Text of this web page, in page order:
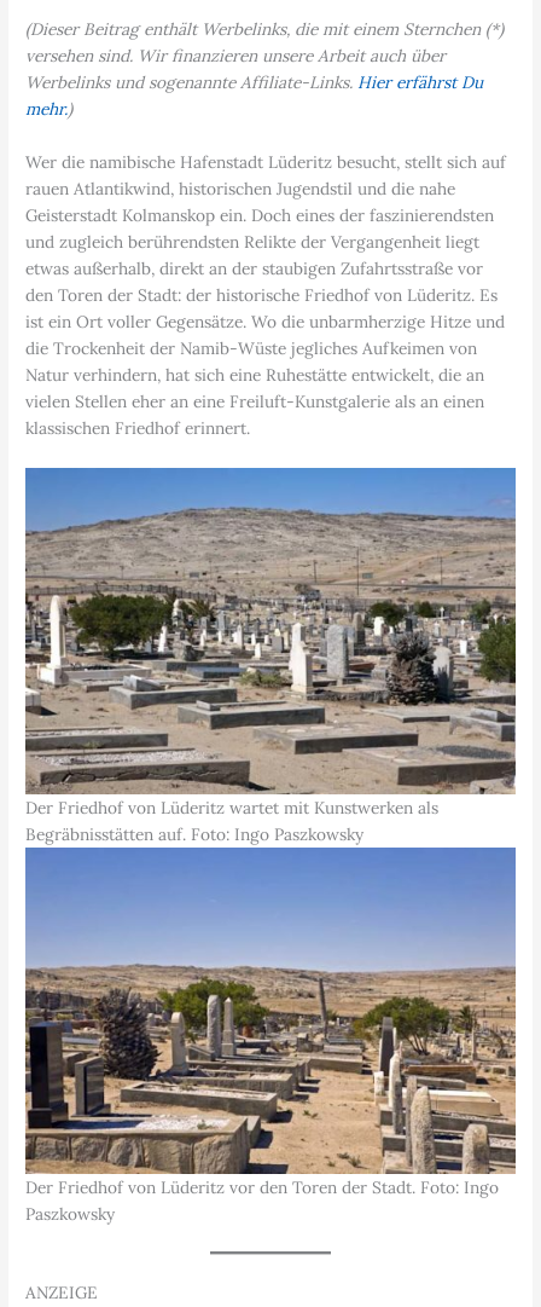
(Dieser Beitrag enthält Werbelinks, die mit einem Sternchen (*)
versehen sind. Wir finanzieren unsere Arbeit auch über
Werbelinks und sogenannte Affiliate-Links. Hier erfährst Du
mehr.)
Wer die namibische Hafenstadt Lüderitz besucht, stellt sich auf
rauen Atlantikwind, historischen Jugendstil und die nahe
Geisterstadt Kolmanskop ein. Doch eines der faszinierendsten
und zugleich berührendsten Relikte der Vergangenheit liegt
etwas außerhalb, direkt an der staubigen Zufahrtsstraße vor
den Toren der Stadt: der historische Friedhof von Lüderitz. Es
ist ein Ort voller Gegensätze. Wo die unbarmherzige Hitze und
die Trockenheit der Namib-Wüste jegliches Aufkeimen von
Natur verhindern, hat sich eine Ruhestätte entwickelt, die an
vielen Stellen eher an eine Freiluft-Kunstgalerie als an einen
klassischen Friedhof erinnert.
Der Friedhof von Lüderitz wartet mit Kunstwerken als
Begräbnisstätten auf. Foto: Ingo Paszkowsky
Der Friedhof von Lüderitz vor den Toren der Stadt. Foto: Ingo
Paszkowsky
ANZEIGE